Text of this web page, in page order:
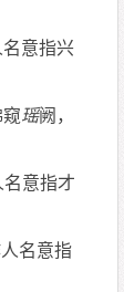
意指兴
瑶阙，
意指才
名意指